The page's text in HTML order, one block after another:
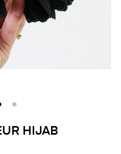
HIJAB